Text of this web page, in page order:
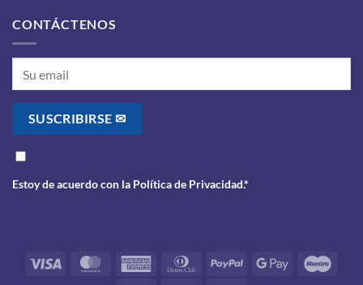
CONTÁCTENOS
Estoy de acuerdo con la Política de Privacidad.*
Visa MasterCardAmerican
Dinners PayPal
Google